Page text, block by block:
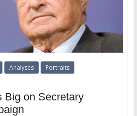
Analyses
Portraits
Big on Secretary